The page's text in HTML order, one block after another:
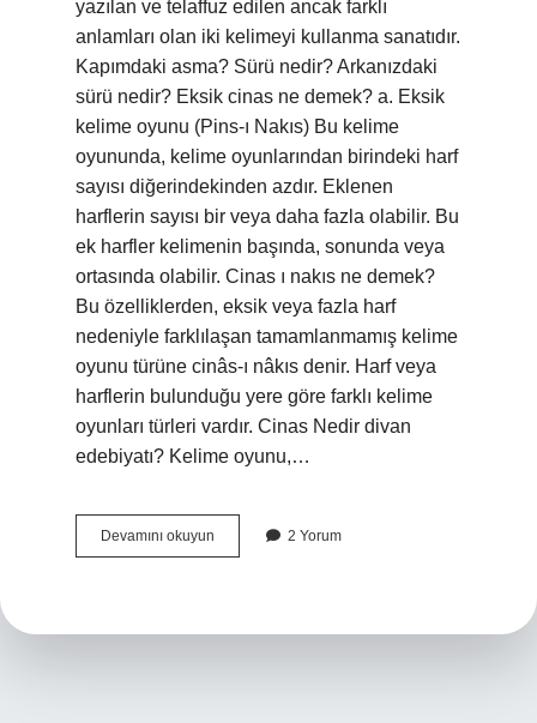
yazılan ve telaffuz edilen ancak farklı
anlamları olan iki kelimeyi kullanma sanatıdır.
Kapımdaki asma? Sürü nedir? Arkanızdaki
sürü nedir? Eksik cinas ne demek? a. Eksik
kelime oyunu (Pins-ı Nakıs) Bu kelime
oyununda, kelime oyunlarından birindeki harf
sayısı diğerindekinden azdır. Eklenen
harflerin sayısı bir veya daha fazla olabilir. Bu
ek harfler kelimenin başında, sonunda veya
ortasında olabilir. Cinas ı nakıs ne demek?
Bu özelliklerden, eksik veya fazla harf
nedeniyle farklılaşan tamamlanmamış kelime
oyunu türüne cinâs-ı nâkıs denir. Harf veya
harflerin bulunduğu yere göre farklı kelime
oyunları türleri vardır. Cinas Nedir divan
edebiyatı? Kelime oyunu,…
Devamını okuyun Mürekkeb
Cinas
2 Yorum